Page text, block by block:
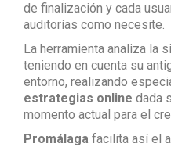
de finalización y cada
auditorías como necesite.
La herramienta analiza la
teniendo en cuenta su
entorno, realizando
estrategias online dada
momento actual para el
Promálaga facilita así el